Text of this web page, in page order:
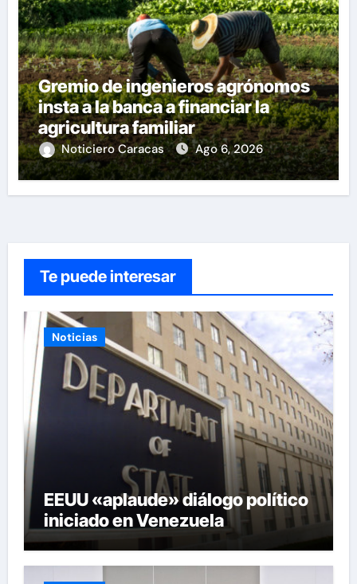
Gremio de ingenieros agrónomos
insta a la banca a financiar la
agricultura familiar
Noticiero Caracas Ago 6, 2026
Te puede interesar
Noticias
EEUU «aplaude» diálogo político
iniciado en Venezuela